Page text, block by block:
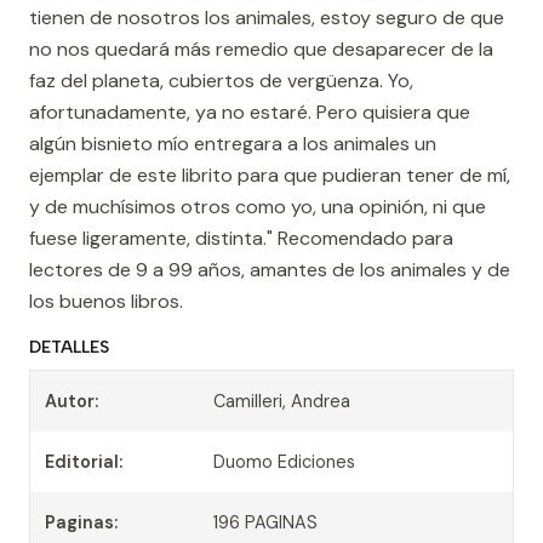
tienen de nosotros los animales, estoy seguro de que
no nos quedará más remedio que desaparecer de la
faz del planeta, cubiertos de vergüenza. Yo,
afortunadamente, ya no estaré. Pero quisiera que
algún bisnieto mío entregara a los animales un
ejemplar de este librito para que pudieran tener de mí,
y de muchísimos otros como yo, una opinión, ni que
fuese ligeramente, distinta." Recomendado para
lectores de 9 a 99 años, amantes de los animales y de
los buenos libros.
DETALLES
Autor: Camilleri, Andrea
Editorial: Duomo Ediciones
Paginas: 196 PAGINAS